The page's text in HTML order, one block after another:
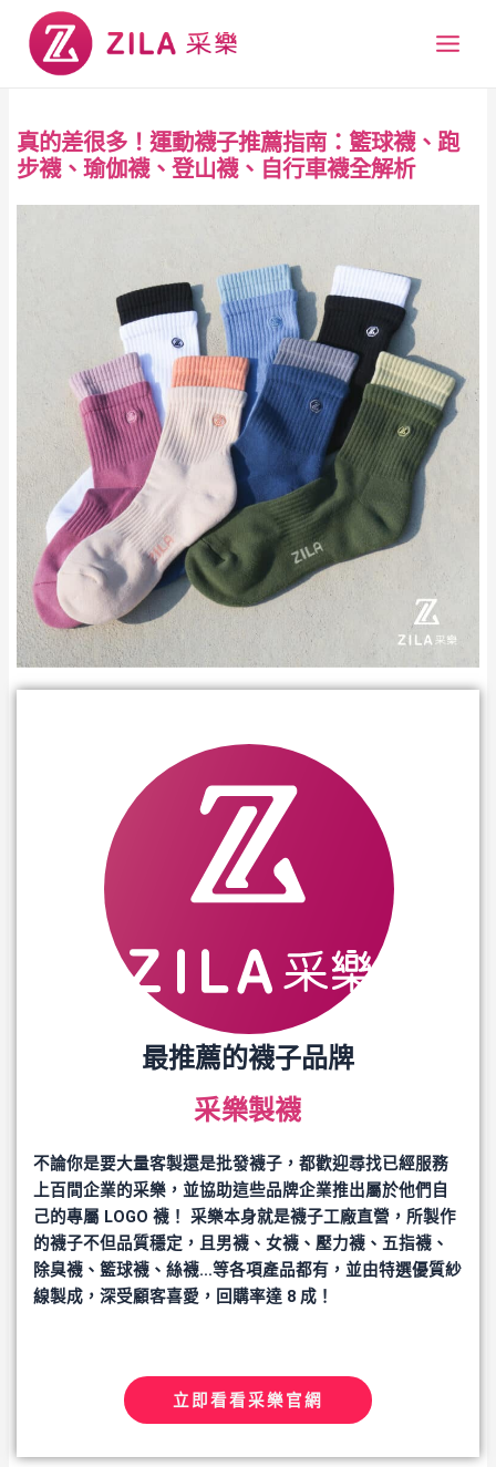
真的差很多！運動襪子推薦指南：籃球襪、跑
步襪、瑜伽襪、登山襪、自行車襪全解析
最推薦的襪子品牌
采樂製襪
不論你是要大量客製還是批發襪子，都歡迎尋找已經服務
上百間企業的采樂，並協助這些品牌企業推出屬於他們自
己的專屬 LOGO 襪！ 采樂本身就是襪子工廠直營，所製作
的襪子不但品質穩定，且男襪、女襪、壓力襪、五指襪、
除臭襪、籃球襪、絲襪…等各項產品都有，並由特選優質紗
線製成，深受顧客喜愛，回購率達 8 成！
立即看看采樂官網